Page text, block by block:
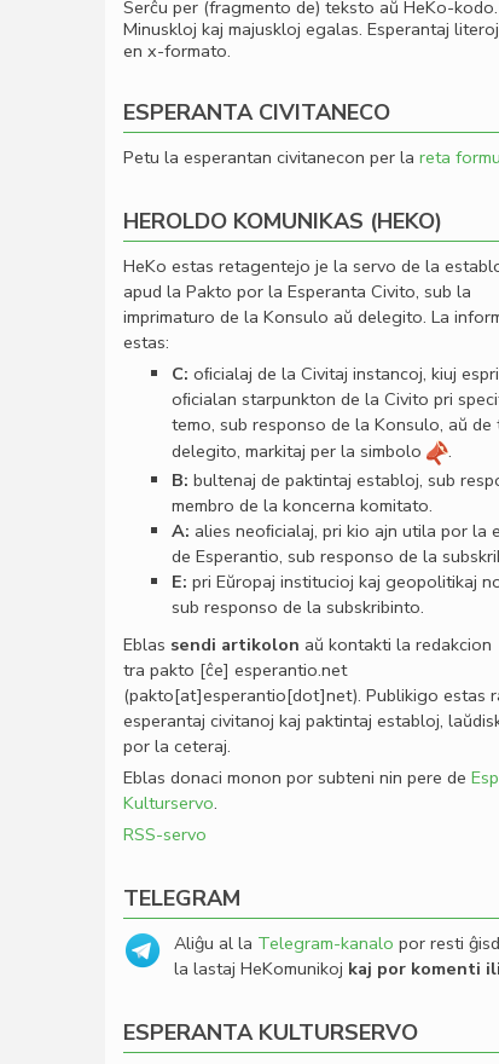
Serĉu per (fragmento de) teksto aŭ HeKo-kodo.
Minuskloj kaj majuskloj egalas. Esperantaj
en x-formato.
ESPERANTA CIVITANECO
Petu la esperantan civitanecon per la reta
HEROLDO KOMUNIKAS (HEKO)
HeKo estas retagentejo je la servo de la
apud la Pakto por la Esperanta Civito, sub la
imprimaturo de la Konsulo aŭ delegito. La
estas:
C: oﬁcialaj de la Civitaj instancoj, kiuj
oﬁcialan starpunkton de la Civito pri
temo, sub responso de la Konsulo, aŭ de
delegito, markitaj per la simbolo
.
B: bultenaj de paktintaj establoj, sub
membro de la koncerna komitato.
A: alies neoﬁcialaj, pri kio ajn utila por la
de Esperantio, sub responso de la
E: pri Eŭropaj institucioj kaj geopolitikaj
sub responso de la subskribinto.
Eblas sendi artikolon aŭ kontakti la redakcion
tra pakto [ĉe] esperantio.net
(pakto[at]esperantio[dot]net). Publikigo estas
esperantaj civitanoj kaj paktintaj establoj,
por la ceteraj.
Eblas donaci monon por subteni nin pere de
Kulturservo.
RSS-servo
TELEGRAM
Aliĝu al la Telegram-kanalo por resti
la lastaj HeKomunikoj kaj por komenti
ESPERANTA KULTURSERVO